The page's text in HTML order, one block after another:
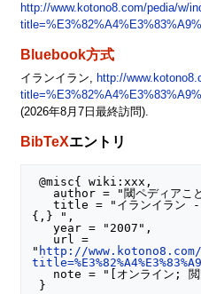
http://www.kotono8.com/pedia/w/
Bluebook方式
イランイラン, http://
(2026年8月7日最終訪問).
BibTeXエントリ
@misc{ wiki:xxx,
   title = "イランイラン --- 閾ペディアことのは
{,} ",
   year = "2007",
" http://